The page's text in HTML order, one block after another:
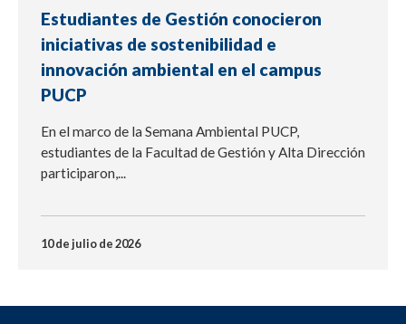
Estudiantes de Gestión conocieron
iniciativas de sostenibilidad e
innovación ambiental en el campus
PUCP
En el marco de la Semana Ambiental PUCP,
estudiantes de la Facultad de Gestión y Alta Dirección
participaron,...
10 de julio de 2026